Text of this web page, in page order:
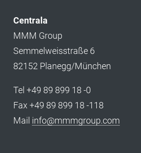
Centrala
MMM Group
Semmelweisstraße 6
82152 Planegg/München
Tel +49 89 899 18 -0
Fax +49 89 899 18 -118
Mail info@mmmgroup.com